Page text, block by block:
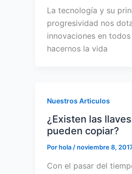
La tecnología y su
progresividad nos
innovaciones en
hacernos la vida
Nuestros Articulos
¿Existen las
pueden copiar?
Porhola/noviembre 8,
Con el pasar del